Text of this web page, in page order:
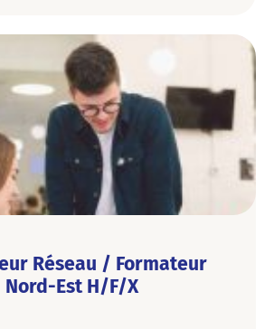
Réseau / Formateur
Nord-Est H/F/X